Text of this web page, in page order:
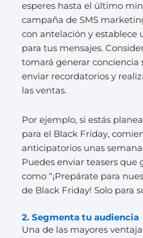
esperes hasta el último
campaña de SMS
con antelación y establece
para tus mensajes.
tomará generar conciencia
enviar recordatorios y
las ventas.
Por ejemplo, si estás
para el Black Friday,
anticipatorios unas
Puedes enviar teasers que
como “¡Prepárate para
de Black Friday! Solo para
2. Segmenta tu audiencia
Una de las mayores